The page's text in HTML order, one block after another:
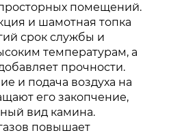
помещений.
и шамотная топка
срок службы и
температурам, а
прочности.
и подача воздуха на
его закопчение,
вид камина.
повышает